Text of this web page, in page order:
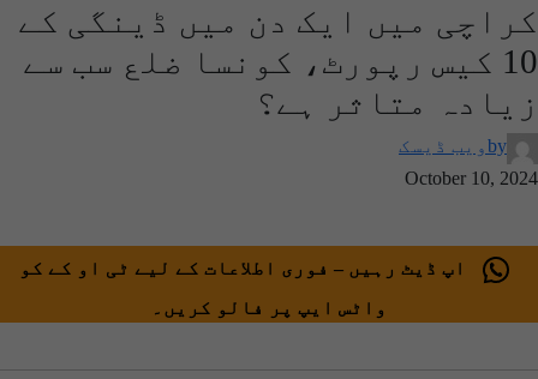
کراچی میں ایک دن میں ڈینگی کے
10 کیس رپورٹ، کونسا ضلع سب سے
زیادہ متاثر ہے؟
byویب ڈیسک
October 10, 2024
اپ ڈیٹ رہیں – فوری اطلاعات کے لیے ٹی او کے کو
واٹس ایپ پر فالو کریں۔